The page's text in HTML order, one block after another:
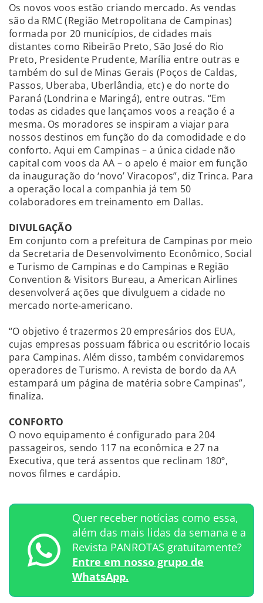
Os novos voos estão criando mercado. As vendas
são da RMC (Região Metropolitana de Campinas)
formada por 20 municípios, de cidades mais
distantes como Ribeirão Preto, São José do Rio
Preto, Presidente Prudente, Marília entre outras e
também do sul de Minas Gerais (Poços de Caldas,
Passos, Uberaba, Uberlândia, etc) e do norte do
Paraná (Londrina e Maringá), entre outras. “Em
todas as cidades que lançamos voos a reação é a
mesma. Os moradores se inspiram a viajar para
nossos destinos em função do da comodidade e do
conforto. Aqui em Campinas – a única cidade não
capital com voos da AA – o apelo é maior em função
da inauguração do ‘novo’ Viracopos”, diz Trinca. Para
a operação local a companhia já tem 50
colaboradores em treinamento em Dallas.
DIVULGAÇÃO
Em conjunto com a prefeitura de Campinas por meio
da Secretaria de Desenvolvimento Econômico, Social
e Turismo de Campinas e do Campinas e Região
Convention & Visitors Bureau, a American Airlines
desenvolverá ações que divulguem a cidade no
mercado norte-americano.
“O objetivo é trazermos 20 empresários dos EUA,
cujas empresas possuam fábrica ou escritório locais
para Campinas. Além disso, também convidaremos
operadores de Turismo. A revista de bordo da AA
estampará um página de matéria sobre Campinas”,
finaliza.
CONFORTO
O novo equipamento é configurado para 204
passageiros, sendo 117 na econômica e 27 na
Executiva, que terá assentos que reclinam 180º,
novos filmes e cardápio.
Quer receber notícias como essa,
além das mais lidas da semana e a
Revista PANROTAS gratuitamente?
Entre em nosso grupo de
WhatsApp.